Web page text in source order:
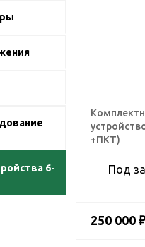
6-
+ПКТ)
Под
250 000 ₽